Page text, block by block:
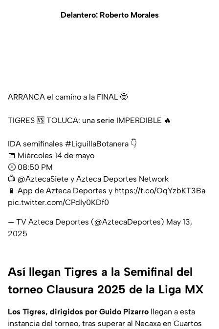
Delantero: Roberto Morales
ARRANCA el camino a la FINAL 🤩
TIGRES 🆚 TOLUCA: una serie IMPERDIBLE 🔥
IDA semifinales #LiguillaBotanera 👇
📅 Miércoles 14 de mayo
🕛 08:50 PM
📺 @AztecaSiete y Azteca Deportes Network
📱 App de Azteca Deportes y https://t.co/OqYzbKT3Ba
pic.twitter.com/CPdIy0KDf0
— TV Azteca Deportes (@AztecaDeportes) May 13,
2025
Así llegan Tigres a la Semifinal del
torneo Clausura 2025 de la Liga MX
Los Tigres, dirigidos por Guido Pizarro llegan a esta
instancia del torneo, tras superar al Necaxa en Cuartos